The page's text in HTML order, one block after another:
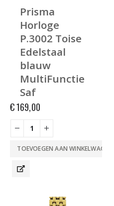
Prisma
Horloge
P.3002 Toise
Edelstaal
blauw
MultiFunctie
Saf
€169,00
TOEVOEGEN AAN WINKELWAGEN